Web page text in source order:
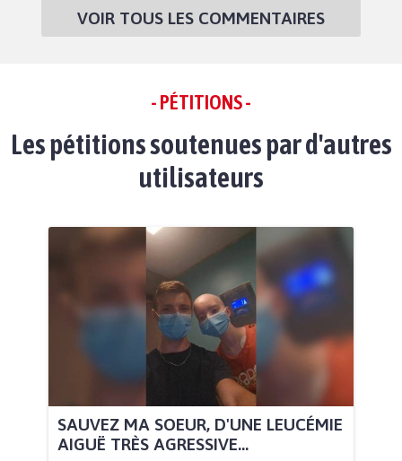
VOIR TOUS LES COMMENTAIRES
- PÉTITIONS -
Les pétitions soutenues par d'autres
utilisateurs
SAUVEZ MA SOEUR, D'UNE LEUCÉMIE
AIGUË TRÈS AGRESSIVE...